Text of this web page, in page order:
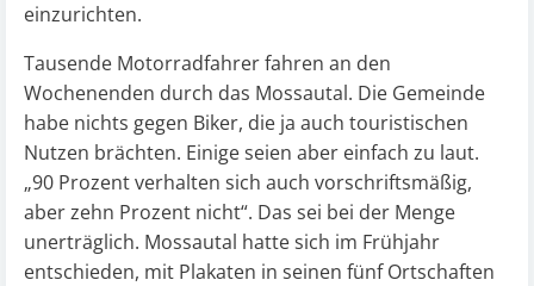
einzurichten.
Tausende Motorradfahrer fahren an den
Wochenenden durch das Mossautal. Die Gemeinde
habe nichts gegen Biker, die ja auch touristischen
Nutzen brächten. Einige seien aber einfach zu laut.
„90 Prozent verhalten sich auch vorschriftsmäßig,
aber zehn Prozent nicht“. Das sei bei der Menge
unerträglich. Mossautal hatte sich im Frühjahr
entschieden, mit Plakaten in seinen fünf Ortschaften